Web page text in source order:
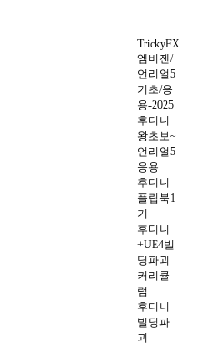
TrickyFX
엠버젠/
언리얼5
기초/응
용-2025
후디니
왕초보~
언리얼5
응용
후디니
플립북1
기
후디니
+UE4빌
딩파괴
커리큘
럼
후디니
빌딩파
괴